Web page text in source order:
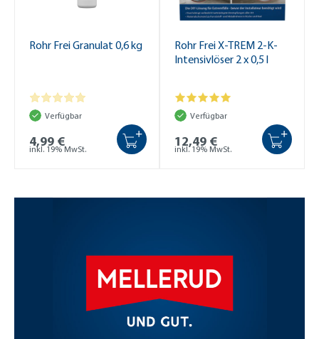
Rohr Frei Granulat 0,6 kg
Verfügbar
4,99 €
inkl. 19% MwSt.
+
Rohr Frei X-TREM 2-K-
Intensivlöser 2 x 0,5 l
Verfügbar
12,49 €
inkl. 19% MwSt.
+